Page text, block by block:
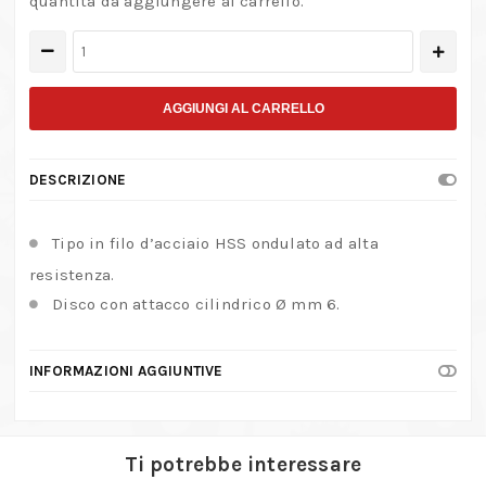
Spazzola
d'acciaio
ondulato
AGGIUNGI AL CARRELLO
DESCRIZIONE
Tipo in filo d’acciaio HSS ondulato ad alta
resistenza.
Disco con attacco cilindrico Ø mm 6.
INFORMAZIONI AGGIUNTIVE
Ti potrebbe interessare